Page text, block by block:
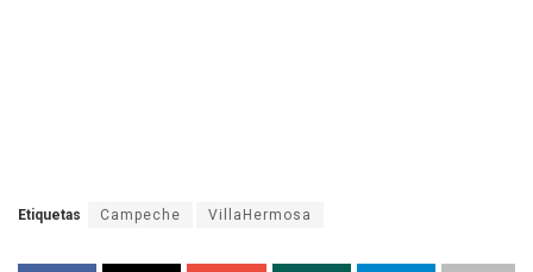
Etiquetas Campeche VillaHermosa